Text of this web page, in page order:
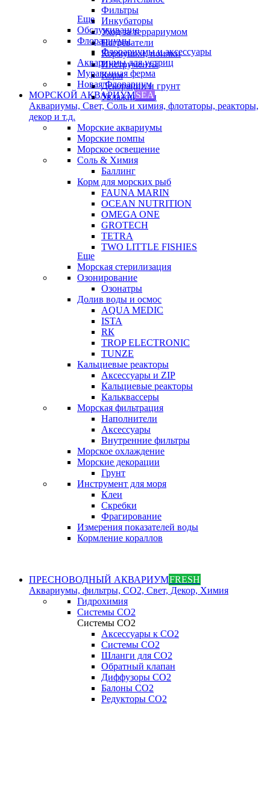
Фильтры
Инкубаторы
Уход за террариумом
Нагреватели
Кормушки, поилки
Инструменты
Корм
Декорации и грунт
Увлажнители
Еще
Обслуживание
Флорариумы
Флорариумы и аксессуары
Аквариумы для устриц
Муравьиная ферма
Новая Флорариум
МОРСКОЙ АКВАРИУМSEA
Аквариумы, Свет, Соль и химия, флотаторы, реакторы,
декор и т.д.
Морские аквариумы
Морские помпы
Морское освещение
Соль & Химия
Баллинг
Корм для морских рыб
FAUNA MARIN
OCEAN NUTRITION
OMEGA ONE
GROTECH
TETRA
TWO LITTLE FISHIES
Еще
Морская стерилизация
Озонирование
Озонатры
Долив воды и осмос
AQUA MEDIC
ISTA
RК
TROP ELECTRONIC
TUNZE
Кальциевые реакторы
Аксессуары и ZIP
Кальциевые реакторы
Кальквассеры
Морская фильтрация
Наполнители
Аксессуары
Внутренние фильтры
Морское охлаждение
Морские декорации
Грунт
Инструмент для моря
Клеи
Скребки
Фрагирование
Измерения показателей воды
Кормление кораллов
ПРЕСНОВОДНЫЙ АКВАРИУМFRESH
Аквариумы, фильтры, СО2, Свет, Декор, Химия
Гидрохимия
Системы СО2
Системы СО2
Аксессуары к СО2
Системы СО2
Шланги для CO2
Обратный клапан
Диффузоры СO2
Балоны CO2
Редукторы CO2